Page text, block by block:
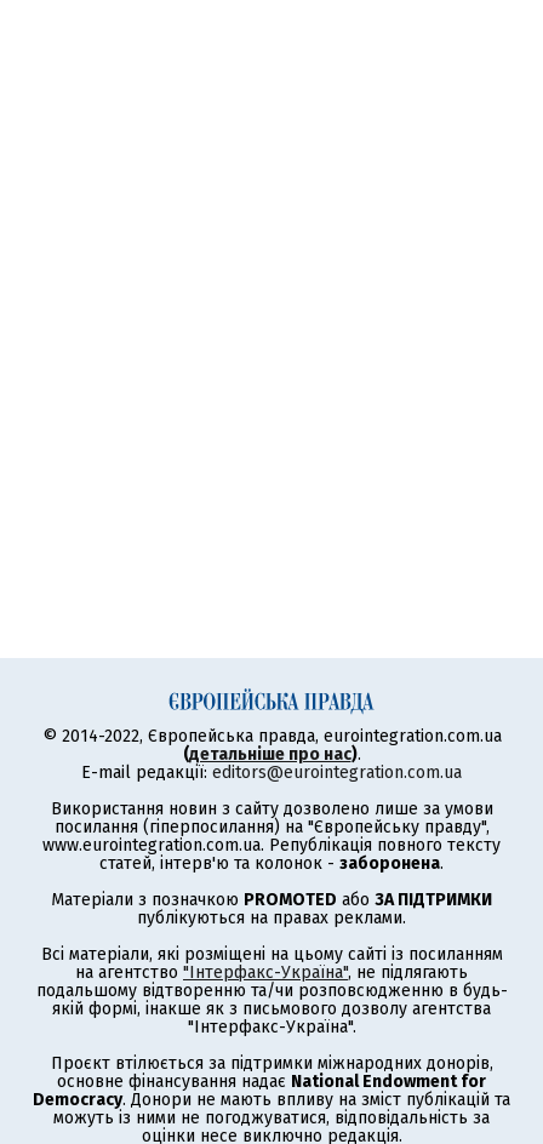
© 2014-2022, Європейська правда, eurointegration.com.ua
(детальніше про нас).
E-mail редакції: editors@eurointegration.com.ua
Використання новин з сайту дозволено лише за умови
посилання (гіперпосилання) на "Європейську правду",
www.eurointegration.com.ua. Републікація повного тексту
статей, інтерв'ю та колонок - заборонена.
Матеріали з позначкою PROMOTED або ЗА ПІДТРИМКИ
публікуються на правах реклами.
Всі матеріали, які розміщені на цьому сайті із посиланням
на агентство "Інтерфакс-Україна", не підлягають
подальшому відтворенню та/чи розповсюдженню в будь-
якій формі, інакше як з письмового дозволу агентства
"Інтерфакс-Україна".
Проєкт втілюється за підтримки міжнародних донорів,
основне фінансування надає National Endowment for
Democracy. Донори не мають впливу на зміст публікацій та
можуть із ними не погоджуватися, відповідальність за
оцінки несе виключно редакція.